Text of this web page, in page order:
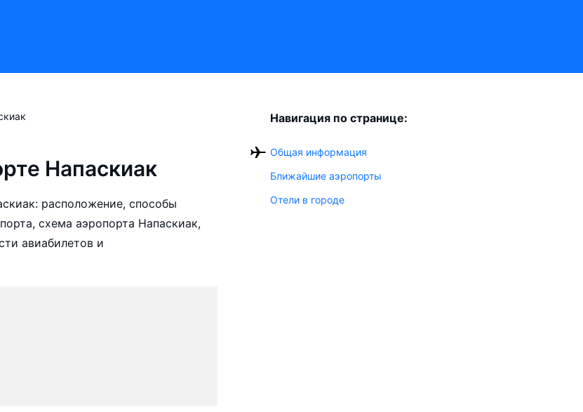
Напаскиак
расположение, способы
схема аэропорта Напаскиак,
авиабилетов и
Навигация по странице:
Общая информация
Ближайшие аэропорты
Отели в городе